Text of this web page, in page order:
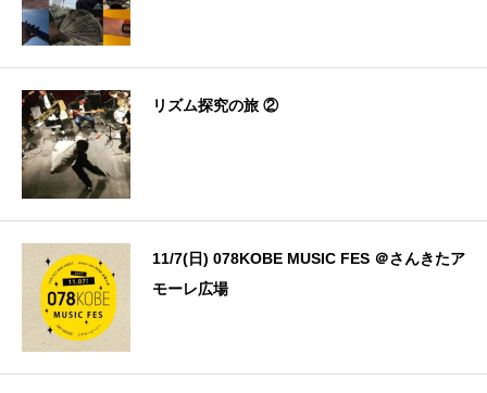
リズム探究の旅 ②
11/7(日) 078KOBE MUSIC FES ＠さんきたア
モーレ広場